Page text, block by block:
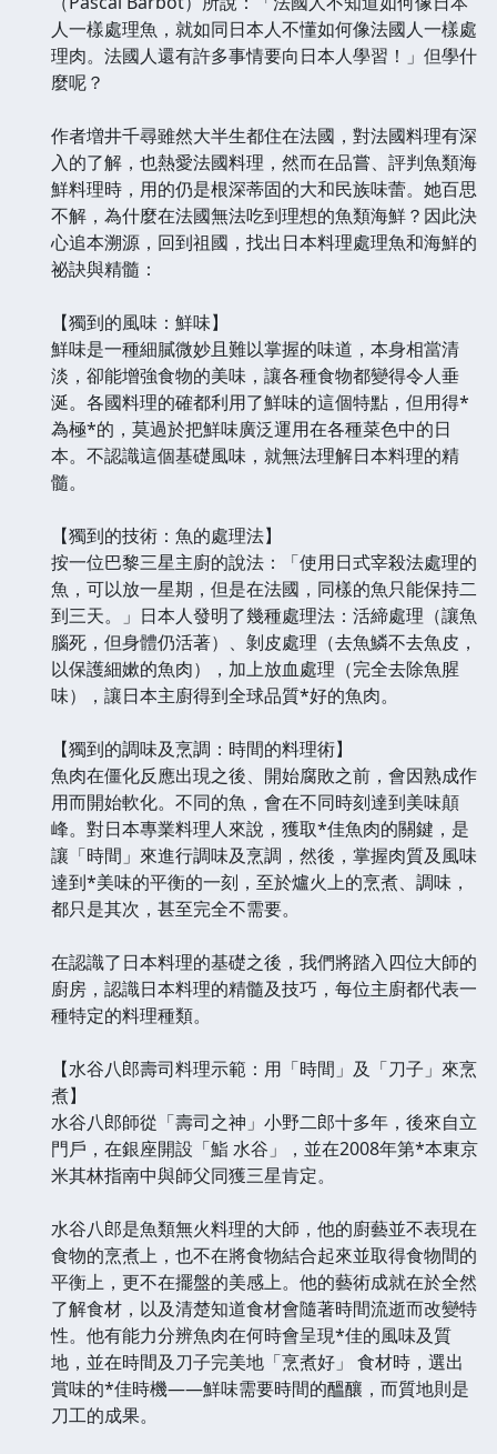
人一樣處理魚，就如同日本人不懂如何像法國人一樣處
理肉。法國人還有許多事情要向日本人學習！」但學什
麼呢？
作者増井千尋雖然大半生都住在法國，對法國料理有深
入的了解，也熱愛法國料理，然而在品嘗、評判魚類海
鮮料理時，用的仍是根深蒂固的大和民族味蕾。她百思
不解，為什麼在法國無法吃到理想的魚類海鮮？因此決
心追本溯源，回到祖國，找出日本料理處理魚和海鮮的
祕訣與精髓：
【獨到的風味：鮮味】
鮮味是一種細膩微妙且難以掌握的味道，本身相當清
淡，卻能增強食物的美味，讓各種食物都變得令人垂
涎。各國料理的確都利用了鮮味的這個特點，但用得*
為極*的，莫過於把鮮味廣泛運用在各種菜色中的日
本。不認識這個基礎風味，就無法理解日本料理的精
髓。
【獨到的技術：魚的處理法】
按一位巴黎三星主廚的說法：「使用日式宰殺法處理的
魚，可以放一星期，但是在法國，同樣的魚只能保持二
到三天。」日本人發明了幾種處理法：活締處理（讓魚
腦死，但身體仍活著）、剝皮處理（去魚鱗不去魚皮，
以保護細嫰的魚肉），加上放血處理（完全去除魚腥
味），讓日本主廚得到全球品質*好的魚肉。
【獨到的調味及烹調：時間的料理術】
魚肉在僵化反應出現之後、開始腐敗之前，會因熟成作
用而開始軟化。不同的魚，會在不同時刻達到美味顛
峰。對日本專業料理人來說，獲取*佳魚肉的關鍵，是
讓「時間」來進行調味及烹調，然後，掌握肉質及風味
達到*美味的平衡的一刻，至於爐火上的烹煮、調味，
都只是其次，甚至完全不需要。
在認識了日本料理的基礎之後，我們將踏入四位大師的
廚房，認識日本料理的精髓及技巧，每位主廚都代表一
種特定的料理種類。
【水谷八郎壽司料理示範：用「時間」及「刀子」來烹
煮】
水谷八郎師從「壽司之神」小野二郎十多年，後來自立
門戶，在銀座開設「鮨 水谷」，並在2008年第*本東京
米其林指南中與師父同獲三星肯定。
水谷八郎是魚類無火料理的大師，他的廚藝並不表現在
食物的烹煮上，也不在將食物結合起來並取得食物間的
平衡上，更不在擺盤的美感上。他的藝術成就在於全然
了解食材，以及清楚知道食材會隨著時間流逝而改變特
性。他有能力分辨魚肉在何時會呈現*佳的風味及質
地，並在時間及刀子完美地「烹煮好」 食材時，選出
賞味的*佳時機——鮮味需要時間的醞釀，而質地則是
刀工的成果。